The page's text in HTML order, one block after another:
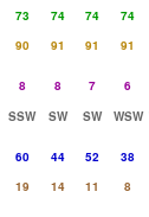
73 74 74 74
90 91 91 91
8 8 7 6
SSW SW SW WSW
60 44 52 38
19 14 11 8